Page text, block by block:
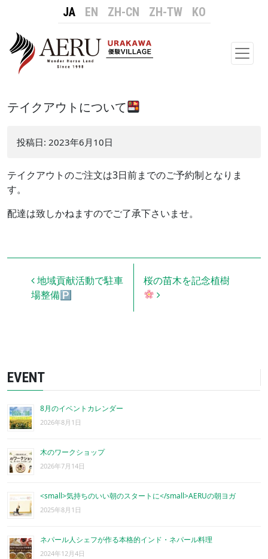
JA EN ZH-CN ZH-TW KO
メイ
テイクアウトについて
投稿日: 2023年6月10日
テイクアウトのご注文は3日前までのご予約制となりま
す。
配達は致しかねますのでご了承下さいませ。
投稿ナビゲーション
地域貢献活動で駐車
場整備🅿
桜の苗木を記念植樹
EVENT
8月のイベントカレンダー
2026年8月1日
木のワークショップ
2026年7月14日
<small>気持ちのいい朝のスタートに</small>AERUの朝ヨガ
2025年8月1日
ネパール人シェフが作る本格的インド・ネパール料理
2024年12月4日